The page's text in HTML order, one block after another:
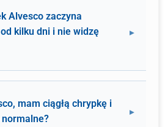
Alvesco zaczyna
kilku dni i nie widzę
mam ciągłą chrypkę i
normalne?